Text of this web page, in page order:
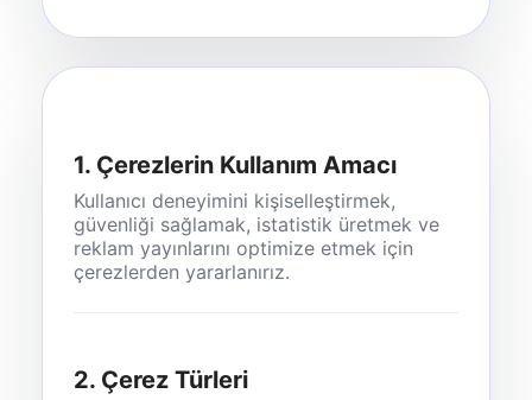
1. Çerezlerin Kullanım Amacı
Kullanıcı deneyimini kişiselleştirmek,
güvenliği sağlamak, istatistik üretmek ve
reklam yayınlarını optimize etmek için
çerezlerden yararlanırız.
2. Çerez Türleri